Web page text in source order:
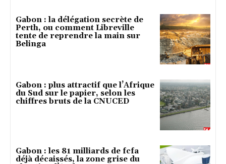
Gabon : la délégation secrète de
Perth, ou comment Libreville
tente de reprendre la main sur
Belinga
Gabon : plus attractif que l’Afrique
du Sud sur le papier, selon les
chiffres bruts de la CNUCED
Gabon : les 81 milliards de fcfa
déjà décaissés, la zone grise du